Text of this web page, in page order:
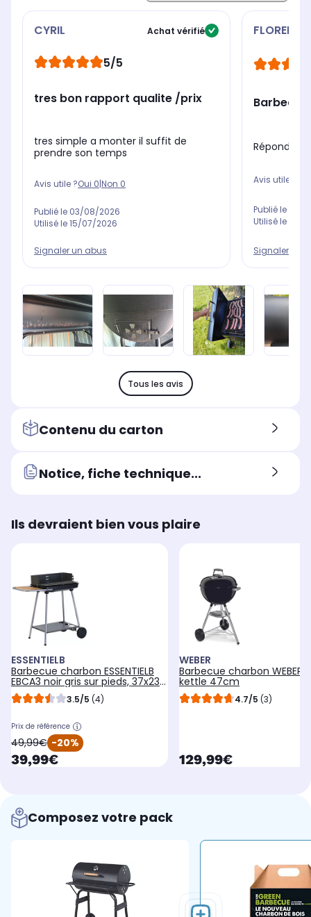
pizza, cocotte)
CYRIL Achat vérifié
5/5
tres bon rapport qualite /prix
tres simple a monter il suffit de
prendre son temps
Avis utile ?Oui 0|Non 0
Publié le 03/08/2026
Utilisé le15/07/2026
Signaler un abus
FLORENCE
Barbecue
Répond à
Avis utile ?
Publié le
Utilisé le
Signaler un
Tous les avis
Contenu du carton
Notice, fiche technique...
Ils devraient bien vous plaire
ESSENTIELB
Barbecue charbon ESSENTIELB
EBCA3 noir gris sur pieds, 37x23
cm 3.5/5 (4)
Prix de référence
oldPrice
49,99€ -20%
currentPrice
39,99€
WEBER
Barbecue charbon WEBER
kettle 47cm
4.7/5 (3)
currentPrice
129,99€
Composez votre pack